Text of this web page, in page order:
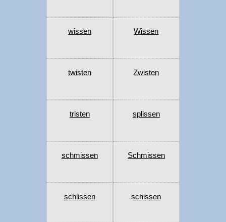
wissen Wissen
twisten Zwisten
tristen splissen
schmissen Schmissen
schlissen schissen